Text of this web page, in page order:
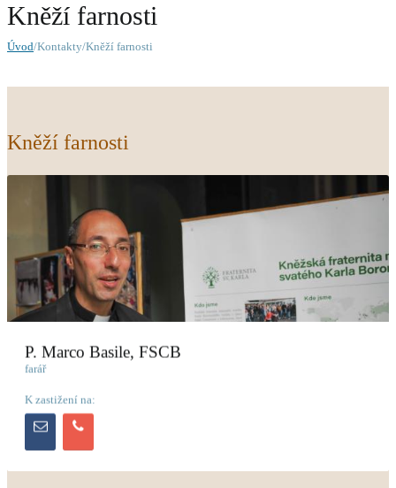
Kněží farnosti
Úvod/Kontakty/Kněží farnosti
Kněží farnosti
P. Marco Basile, FSCB
farář
K zastižení na: